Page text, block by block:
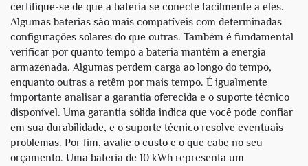
certifique-se de que a bateria se conecte facilmente a eles.
Algumas baterias são mais compatíveis com determinadas
configurações solares do que outras. Também é fundamental
verificar por quanto tempo a bateria mantém a energia
armazenada. Algumas perdem carga ao longo do tempo,
enquanto outras a retêm por mais tempo. É igualmente
importante analisar a garantia oferecida e o suporte técnico
disponível. Uma garantia sólida indica que você pode confiar
em sua durabilidade, e o suporte técnico resolve eventuais
problemas. Por fim, avalie o custo e o que cabe no seu
orçamento. Uma bateria de 10 kWh representa um